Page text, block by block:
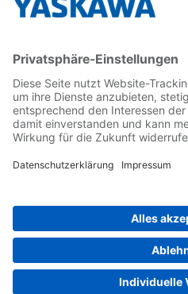
Karriere
Newsletter
Follow us on...
Home Impressum Privacy